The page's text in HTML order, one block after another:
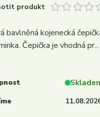
produkt
bavlněná kojenecká
Čepička je vhodná pr...